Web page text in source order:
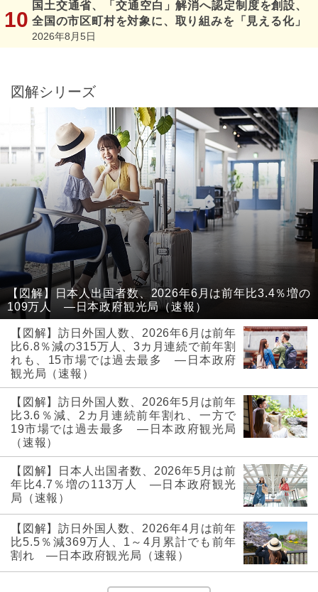
国土交通省、「交通空白」解消へ認定制度を創設、
全国の市区町村を対象に、取り組みを「見える化」
2026年8月5日
図解シリーズ
【図解】日本人出国者数、2026年6月は前年比3.4％増の
109万人 ―日本政府観光局（速報）
【図解】訪日外国人数、2026年6月は前年
比6.8％減の315万人、3カ月連続で前年割
れも、15市場では過去最多 ―日本政府
観光局（速報）
【図解】訪日外国人数、2026年5月は前年
比3.6％減、2カ月連続前年割れ、一方で
19市場では過去最多 ―日本政府観光局
（速報）
【図解】日本人出国者数、2026年5月は前
年比4.7％増の113万人 ―日本政府観光
局（速報）
【図解】訪日外国人数、2026年4月は前年
比5.5％減369万人、1～4月累計でも前年
割れ ―日本政府観光局（速報）